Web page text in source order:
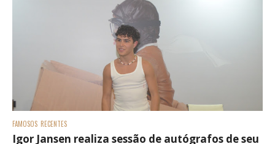
FAMOSOS RECENTES
Igor Jansen realiza sessão de autógrafos de seu